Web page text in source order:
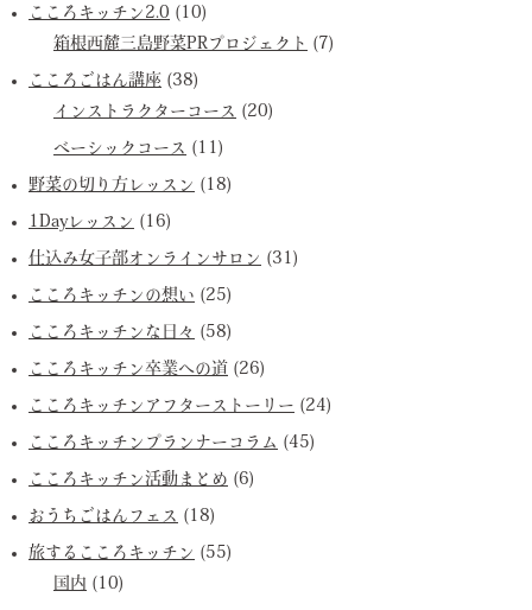
こころキッチン2.0 (10)
箱根西麓三島野菜PRプロジェクト (7)
こころごはん講座 (38)
インストラクターコース (20)
ベーシックコース (11)
野菜の切り方レッスン (18)
1Dayレッスン (16)
仕込み女子部オンラインサロン (31)
こころキッチンの想い (25)
こころキッチンな日々 (58)
こころキッチン卒業への道 (26)
こころキッチンアフターストーリー (24)
こころキッチンプランナーコラム (45)
こころキッチン活動まとめ (6)
おうちごはんフェス (18)
旅するこころキッチン (55)
国内 (10)